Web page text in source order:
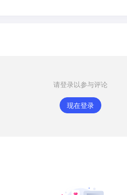
请登录以参与评论
现在登录